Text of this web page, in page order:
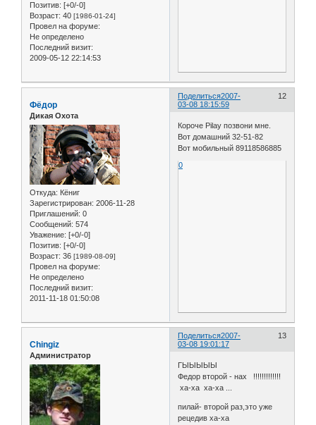
Позитив: [+0/-0]
Возраст: 40 [1986-01-24]
Провел на форуме:
Не определено
Последний визит:
2009-05-12 22:14:53
Поделиться 12
2007-
03-08 18:15:59
Фёдор
Дикая Охота
Откуда: Кёниг
Зарегистрирован: 2006-11-28
Приглашений: 0
Сообщений: 574
Уважение: [+0/-0]
Позитив: [+0/-0]
Возраст: 36 [1989-08-09]
Провел на форуме:
Не определено
Последний визит:
2011-11-18 01:50:08
Короче Pilay позвони мне.
Вот домашний 32-51-82
Вот мобильный 89118586885
0
Поделиться 13
2007-
03-08 19:01:17
Chingiz
Администратор
ГЫЫЫЫЫ
Федор второй - нах !!!!!!!!!!!!!
xa-xa xa-xa ...
пилай- второй раз,это уже
рецедив xa-xa